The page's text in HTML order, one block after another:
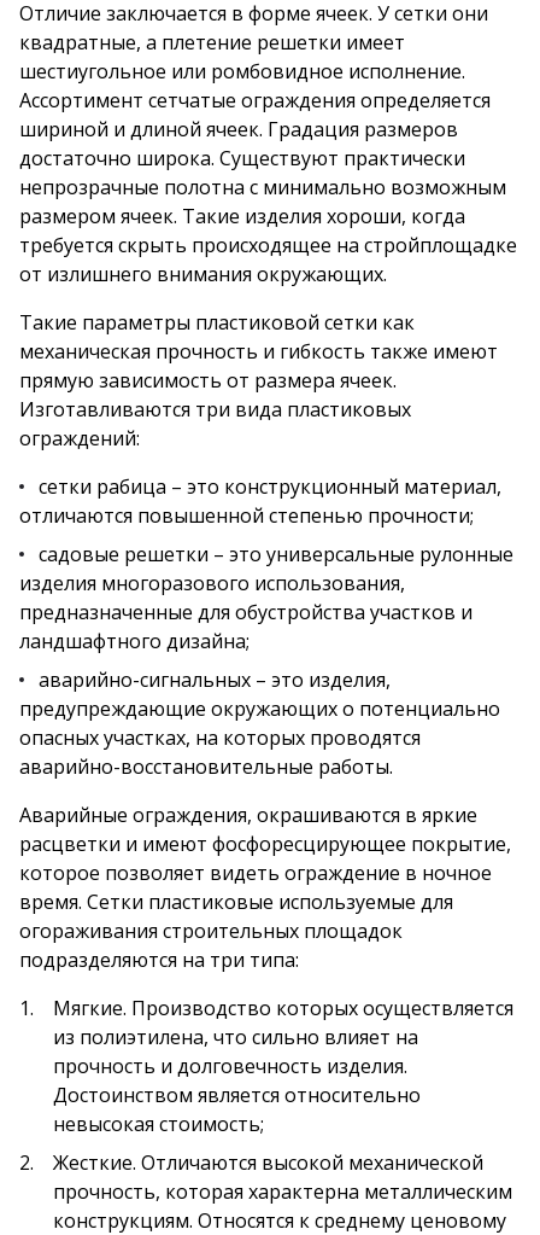
Отличие заключается в форме ячеек. У сетки они
квадратные, а плетение решетки имеет
шестиугольное или ромбовидное исполнение.
Ассортимент сетчатые ограждения определяется
шириной и длиной ячеек. Градация размеров
достаточно широка. Существуют практически
непрозрачные полотна с минимально возможным
размером ячеек. Такие изделия хороши, когда
требуется скрыть происходящее на стройплощадке
от излишнего внимания окружающих.
Такие параметры пластиковой сетки как
механическая прочность и гибкость также имеют
прямую зависимость от размера ячеек.
Изготавливаются три вида пластиковых
ограждений:
сетки рабица – это конструкционный материал,
отличаются повышенной степенью прочности;
садовые решетки – это универсальные рулонные
изделия многоразового использования,
предназначенные для обустройства участков и
ландшафтного дизайна;
аварийно-сигнальных – это изделия,
предупреждающие окружающих о потенциально
опасных участках, на которых проводятся
аварийно-восстановительные работы.
Аварийные ограждения, окрашиваются в яркие
расцветки и имеют фосфоресцирующее покрытие,
которое позволяет видеть ограждение в ночное
время. Сетки пластиковые используемые для
огораживания строительных площадок
подразделяются на три типа:
Мягкие. Производство которых осуществляется
из полиэтилена, что сильно влияет на
прочность и долговечность изделия.
Достоинством является относительно
невысокая стоимость;
Жесткие. Отличаются высокой механической
прочность, которая характерна металлическим
конструкциям. Относятся к среднему ценовому